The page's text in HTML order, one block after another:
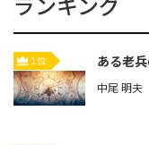
1位 ある老
中尾 明夫